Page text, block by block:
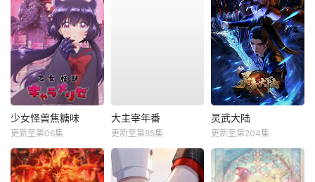
少女怪兽焦糖味
更新至第06集
大主宰年番
更新至第85集
灵武大陆
更新至第204集